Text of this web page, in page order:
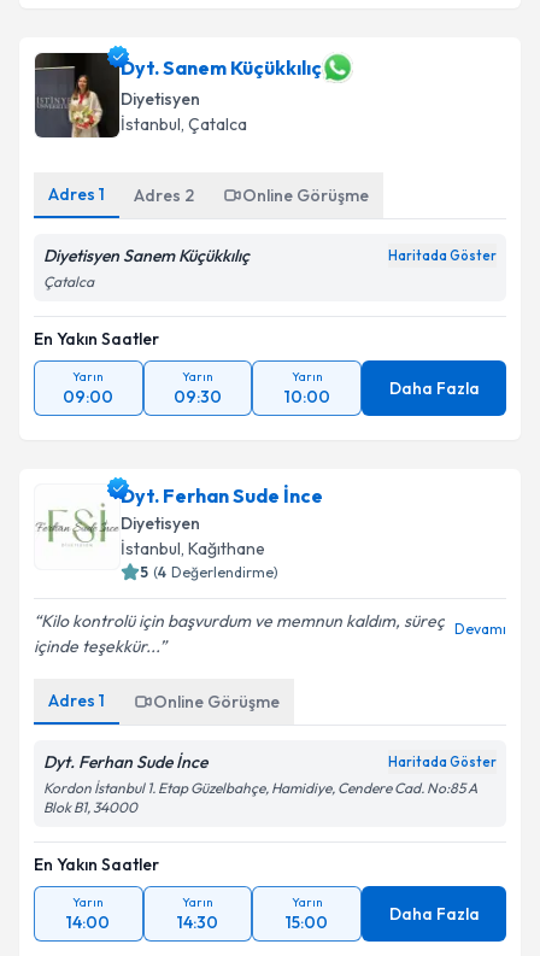
Dyt. Sanem Küçükkılıç
Diyetisyen
İstanbul, Çatalca
Adres 1 Adres 2 Online Görüşme
Diyetisyen Sanem Küçükkılıç Haritada Göster
Çatalca
En Yakın Saatler
Yarın
09:00
Yarın
09:30
Yarın
10:00 Daha Fazla
Dyt. Ferhan Sude İnce
Diyetisyen
İstanbul, Kağıthane
5 (4 Değerlendirme)
Kilo kontrolü için başvurdum ve memnun kaldım, süreç
içinde teşekkür...
Devamı
Adres 1 Online Görüşme
Dyt. Ferhan Sude İnce Haritada Göster
Kordon İstanbul 1. Etap Güzelbahçe, Hamidiye, Cendere Cad. No:85 A
Blok B1, 34000
En Yakın Saatler
Yarın
14:00
Yarın
14:30
Yarın
15:00 Daha Fazla